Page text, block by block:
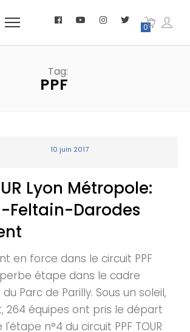
0
Tag:
PPF
10 juin 2017
Lyon Métropole:
Feltain-Darodes
en force dans le circuit PPF
étape dans le cadre
Parc de Parilly. Sous un soleil,
264 équipes ont pris le départ
n°4 du circuit PPF TOUR